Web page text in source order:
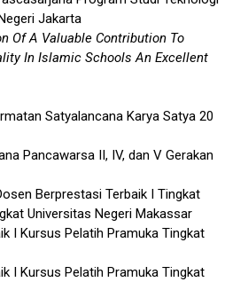
Jakarta
Of A Valuable Contribution To
In Islamic Schools An Excellent
Satyalancana Karya Satya 20
Pancawarsa II, IV, dan V Gerakan
Berprestasi Terbaik I Tingkat
Universitas Negeri Makassar
I Kursus Pelatih Pramuka Tingkat
I Kursus Pelatih Pramuka Tingkat